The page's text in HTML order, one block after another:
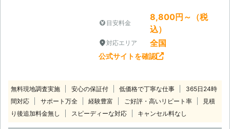
目安料金
8,800円～（税
込）
対応エリア 全国
公式サイトを確認
無料現地調査実施 安心の保証付 低価格で丁寧な仕事
365日24時
間対応
サポート万全 経験豊富 ご好評・高いリピート率
見積
り後追加料金無し
スピーディーな対応 キャンセル料なし